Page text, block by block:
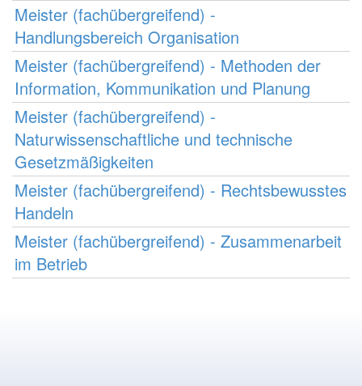
Meister (fachübergreifend) -
Handlungsbereich Organisation
Meister (fachübergreifend) - Methoden der
Information, Kommunikation und Planung
Meister (fachübergreifend) -
Naturwissenschaftliche und technische
Gesetzmäßigkeiten
Meister (fachübergreifend) - Rechtsbewusstes
Handeln
Meister (fachübergreifend) - Zusammenarbeit
im Betrieb